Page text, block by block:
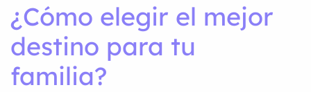
¿Cómo elegir el mejor
destino para tu
familia?